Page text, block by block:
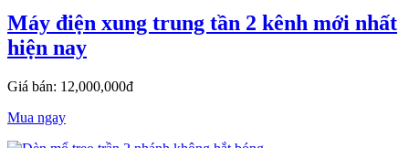
Máy điện xung trung tần 2 kênh mới nhất
hiện nay
Giá bán: 12,000,000đ
Mua ngay